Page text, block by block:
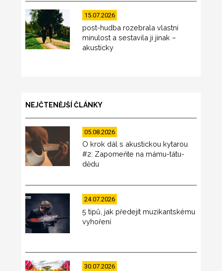
15.07.2026
post-hudba rozebrala vlastní
minulost a sestavila ji jinak –
akusticky
NEJČTENĚJŠÍ ČLÁNKY
05.08.2026
O krok dál s akustickou kytarou
#2: Zapomeňte na mámu-tátu-
dědu
24.07.2026
5 tipů, jak předejít muzikantskému
vyhoření
30.07.2026